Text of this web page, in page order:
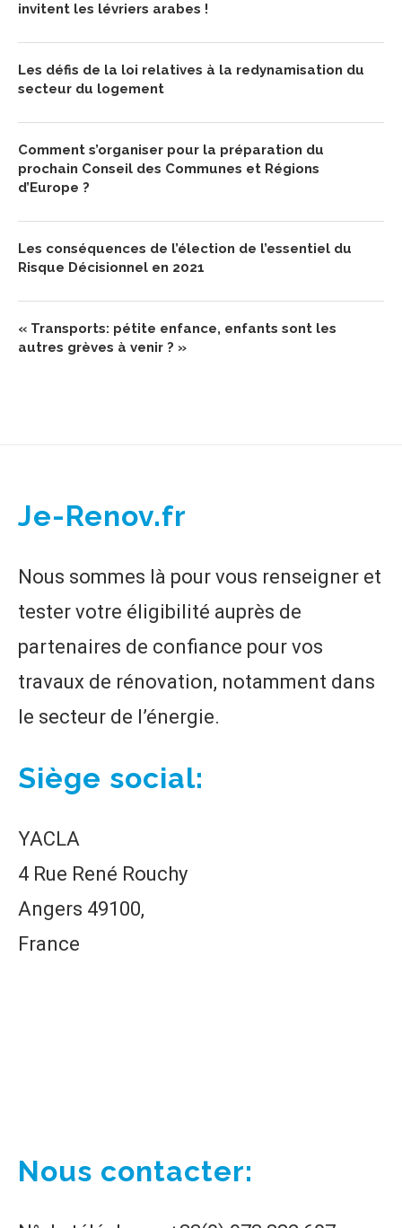
invitent les lévriers arabes !
Les défis de la loi relatives à la redynamisation du
secteur du logement
Comment s’organiser pour la préparation du
prochain Conseil des Communes et Régions
d’Europe ?
Les conséquences de l’élection de l’essentiel du
Risque Décisionnel en 2021
« Transports: pétite enfance, enfants sont les
autres grèves à venir ? »
Je-Renov.fr
Nous sommes là pour vous renseigner et
tester votre éligibilité auprès de
partenaires de confiance pour vos
travaux de rénovation, notamment dans
le secteur de l’énergie.
Siège social:
YACLA
4 Rue René Rouchy
Angers 49100,
France
Nous contacter: